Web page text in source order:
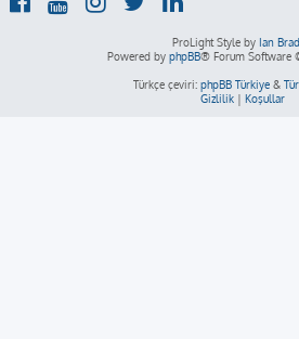
ProLight Style by Ian
Powered by phpBB® Forum Software
Türkçe çeviri: phpBB Türkiye&
Gizlilik | Koşullar